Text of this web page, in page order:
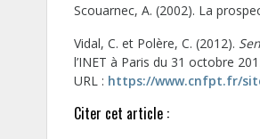
Scouarnec, A. (2002). La
Vidal, C. et Polère, C. (2012).
l’INET à Paris du 31 octobre
URL : https://www.cnfpt.fr/
Citer cet article :